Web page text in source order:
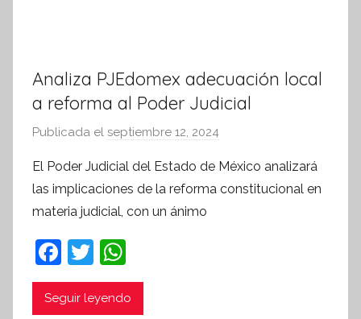
Analiza PJEdomex adecuación local
a reforma al Poder Judicial
Publicada el septiembre 12, 2024
r
S
El Poder Judicial del Estado de México analizará
las implicaciones de la reforma constitucional en
materia judicial, con un ánimo
F
a
c
T
w
itt
h
at
Seguir leyendo